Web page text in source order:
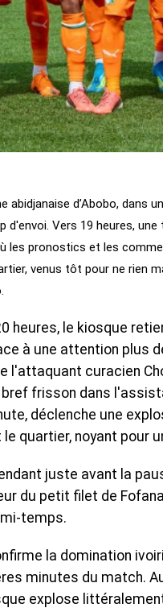
abidjanaise d’Abobo, dans
d'envoi. Vers 19 heures,
les pronostics et les
venus tôt pour ne rien
heures, le kiosque
à une attention plus
l'attaquant curacien
frisson dans
déclenche une
quartier, noyant pour
juste avant la
du petit filet de
temps.
la domination
minutes du match.
explose